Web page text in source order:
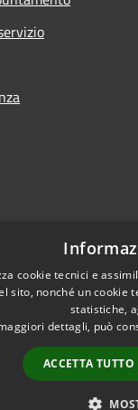
cookie tecnici e
sito, nonché un
statistiche,
dettagli, può
ACCETTA TUTTO